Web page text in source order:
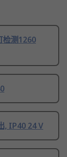
检测1260
, IP40 24 V